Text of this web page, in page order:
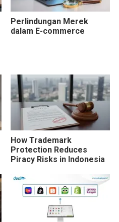
Perlindungan Merek
dalam E-commerce
How Trademark
Protection Reduces
Piracy Risks in Indonesia